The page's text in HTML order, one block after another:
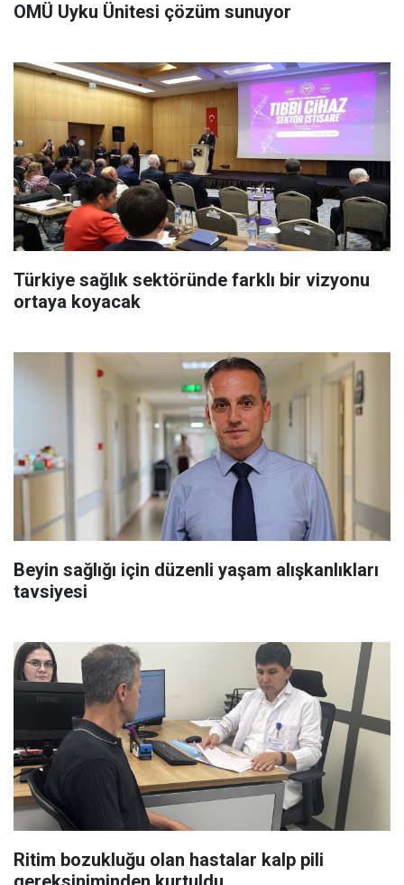
OMÜ Uyku Ünitesi çözüm sunuyor
Türkiye sağlık sektöründe farklı bir vizyonu
ortaya koyacak
Beyin sağlığı için düzenli yaşam alışkanlıkları
tavsiyesi
Ritim bozukluğu olan hastalar kalp pili